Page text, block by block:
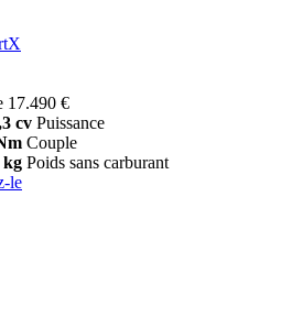
17.490 €
cv Puissance
Couple
kg Poids sans carburant
le